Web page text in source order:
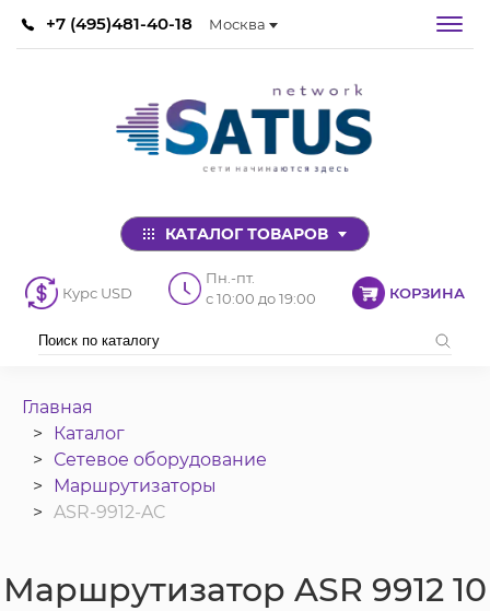
+7 (495)481-40-18 Москва
КАТАЛОГ ТОВАРОВ
Курс USD
Пн.-пт.
с 10:00 до 19:00
КОРЗИНА
Главная
Каталог
Сетевое оборудование
Маршрутизаторы
ASR-9912-AC
Маршрутизатор ASR 9912 10